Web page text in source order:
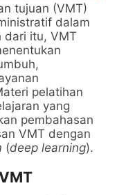
tujuan (VMT)
dalam
dari itu, VMT
pelatihan
yang
pembahasan
VMT dengan
(deep learning).